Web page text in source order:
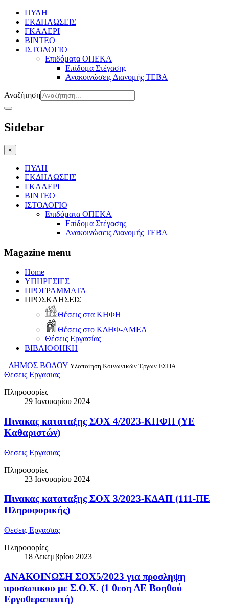
ΠΥΛΗ
ΕΚΔΗΛΩΣΕΙΣ
ΓΚΑΛΕΡΙ
BINTEO
ΙΣΤΟΛΟΓΙΟ
Επιδόματα ΟΠΕΚΑ
Επίδομα Στέγασης
Ανακοινώσεις Διανομής ΤΕΒΑ
Αναζήτηση
Sidebar
×
ΠΥΛΗ
ΕΚΔΗΛΩΣΕΙΣ
ΓΚΑΛΕΡΙ
BINTEO
ΙΣΤΟΛΟΓΙΟ
Επιδόματα ΟΠΕΚΑ
Επίδομα Στέγασης
Ανακοινώσεις Διανομής ΤΕΒΑ
Magazine menu
Home
ΥΠΗΡΕΣΙΕΣ
ΠΡΟΓΡΑΜΜΑΤΑ
ΠΡΟΣΚΛΗΣΕΙΣ
Θέσεις στα ΚΗΦΗ
Θέσεις στο ΚΔΗΦ-ΑΜΕΑ
Θέσεις Εργασίας
ΒΙΒΛΙΟΘΗΚΗ
ΔΗΜΟΣ ΒΟΛΟΥ Υλοποίηση Κοινωνικών Έργων ΕΣΠΑ
Θεσεις Εργασιας
Πληροφορίες
29 Ιανουαρίου 2024
Πινακας καταταξης ΣΟΧ 4/2023-ΚΗΦΗ (ΥΕ
Καθαριστών)
Θεσεις Εργασιας
Πληροφορίες
23 Ιανουαρίου 2024
Πινακας καταταξης ΣΟΧ 3/2023-ΚΔΑΠ (111-ΠΕ
Πληροφορικής)
Θεσεις Εργασιας
Πληροφορίες
18 Δεκεμβρίου 2023
ΑΝΑΚΟΙΝΩΣΗ ΣΟΧ5/2023 για προσληψη
προσωπικου με Σ.Ο.Χ. (1 θεση ΔΕ Βοηθού
Εργοθεραπευτή)